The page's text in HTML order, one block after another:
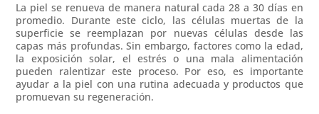
La piel se renueva de manera natural cada 28 a 30 días en
promedio. Durante este ciclo, las células muertas de la
superficie se reemplazan por nuevas células desde las
capas más profundas. Sin embargo, factores como la edad,
la exposición solar, el estrés o una mala alimentación
pueden ralentizar este proceso. Por eso, es importante
ayudar a la piel con una rutina adecuada y productos que
promuevan su regeneración.